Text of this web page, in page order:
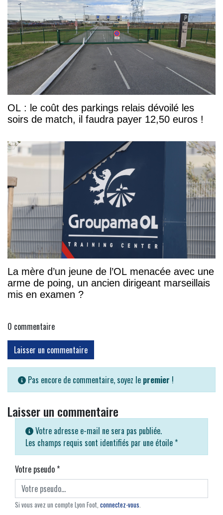
OL : le coût des parkings relais dévoilé les
soirs de match, il faudra payer 12,50 euros !
La mère d’un jeune de l’OL menacée avec une
arme de poing, un ancien dirigeant marseillais
mis en examen ?
0 commentaire
Laisser un commentaire
Pas encore de commentaire, soyez le premier !
Laisser un commentaire
Votre adresse e-mail ne sera pas publiée.
Les champs requis sont identifiés par une étoile *
Votre pseudo*
Si vous avez un compte Lyon Foot, connectez-vous.